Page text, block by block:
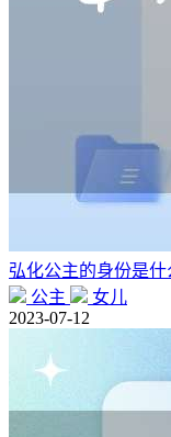
弘化公主的身份是
公主
女儿
2023-07-12